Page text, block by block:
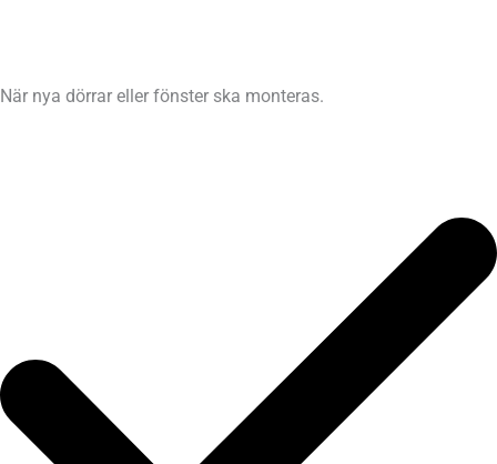
När nya dörrar eller fönster ska monteras.